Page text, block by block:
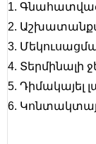
1. Գնահատված
2.
3.
4. Տերմինալի
5. Դիմակայել
6.